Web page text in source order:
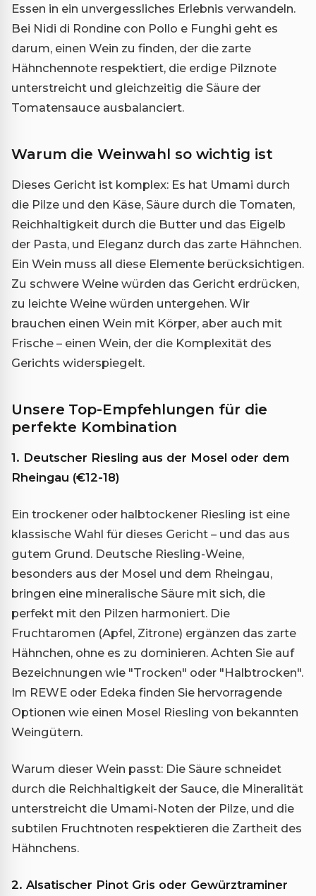
Essen in ein unvergessliches Erlebnis verwandeln.
Bei Nidi di Rondine con Pollo e Funghi geht es
darum, einen Wein zu finden, der die zarte
Hähnchennote respektiert, die erdige Pilznote
unterstreicht und gleichzeitig die Säure der
Tomatensauce ausbalanciert.
Warum die Weinwahl so wichtig ist
Dieses Gericht ist komplex: Es hat Umami durch
die Pilze und den Käse, Säure durch die Tomaten,
Reichhaltigkeit durch die Butter und das Eigelb
der Pasta, und Eleganz durch das zarte Hähnchen.
Ein Wein muss all diese Elemente berücksichtigen.
Zu schwere Weine würden das Gericht erdrücken,
zu leichte Weine würden untergehen. Wir
brauchen einen Wein mit Körper, aber auch mit
Frische – einen Wein, der die Komplexität des
Gerichts widerspiegelt.
Unsere Top-Empfehlungen für die
perfekte Kombination
1. Deutscher Riesling aus der Mosel oder dem
Rheingau (€12-18)
Ein trockener oder halbtockener Riesling ist eine
klassische Wahl für dieses Gericht – und das aus
gutem Grund. Deutsche Riesling-Weine,
besonders aus der Mosel und dem Rheingau,
bringen eine mineralische Säure mit sich, die
perfekt mit den Pilzen harmoniert. Die
Fruchtaromen (Apfel, Zitrone) ergänzen das zarte
Hähnchen, ohne es zu dominieren. Achten Sie auf
Bezeichnungen wie "Trocken" oder "Halbtrocken".
Im REWE oder Edeka finden Sie hervorragende
Optionen wie einen Mosel Riesling von bekannten
Weingütern.
Warum dieser Wein passt: Die Säure schneidet
durch die Reichhaltigkeit der Sauce, die Mineralität
unterstreicht die Umami-Noten der Pilze, und die
subtilen Fruchtnoten respektieren die Zartheit des
Hähnchens.
2. Alsatischer Pinot Gris oder Gewürztraminer